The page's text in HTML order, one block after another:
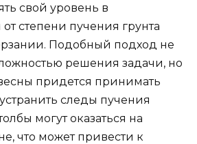
свой уровень в
степени пучения грунта
Подобный подход не
решения задачи, но
придется принимать
следы пучения
могут оказаться на
что может привести к